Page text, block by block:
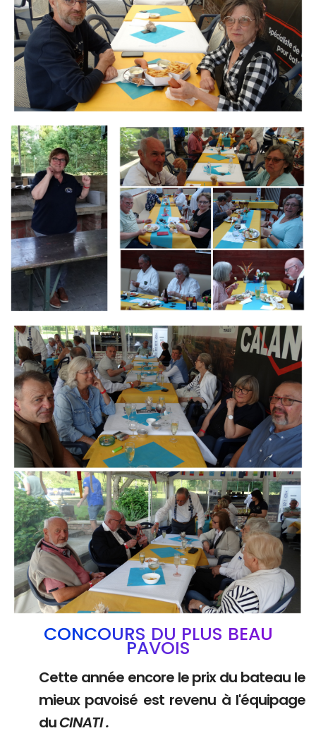
Branding
ARMCHAIR
Branding
ARMCHAIR
Branding
ARMCHAIR
CONCOURS DU PLUS BEAU
PAVOIS
Cette année encore le prix du bateau le
mieux pavoisé est revenu à l'équipage
duCINATI .